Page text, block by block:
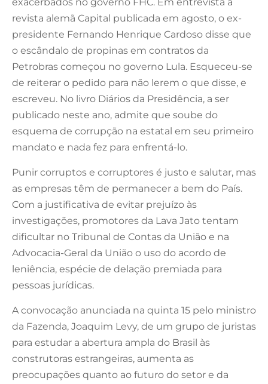
revista alemã Capital publicada em agosto, o ex-
presidente Fernando Henrique Cardoso disse que
o escândalo de propinas em contratos da
Petrobras começou no governo Lula. Esqueceu-se
de reiterar o pedido para não lerem o que disse, e
escreveu. No livro Diários da Presidência, a ser
publicado neste ano, admite que soube do
esquema de corrupção na estatal em seu primeiro
mandato e nada fez para enfrentá-lo.
Punir corruptos e corruptores é justo e salutar, mas
as empresas têm de permanecer a bem do País.
Com a justificativa de evitar prejuízo às
investigações, promotores da Lava Jato tentam
dificultar no Tribunal de Contas da União e na
Advocacia-Geral da União o uso do acordo de
leniência, espécie de delação premiada para
pessoas jurídicas.
A convocação anunciada na quinta 15 pelo ministro
da Fazenda, Joaquim Levy, de um grupo de juristas
para estudar a abertura ampla do Brasil às
construtoras estrangeiras, aumenta as
preocupações quanto ao futuro do setor e da